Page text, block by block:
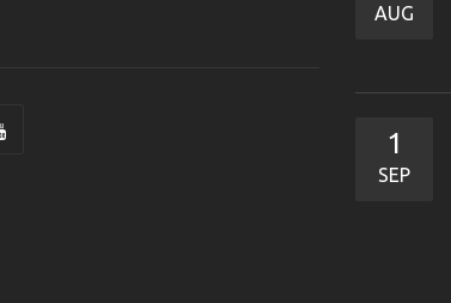
AUG
1
SEP